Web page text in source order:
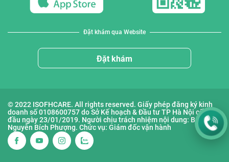
Đặt khám qua Website
Đặt khám
© 2022 ISOFHCARE. All rights reserved. Giấy phép đăng ký kinh
doanh số 0108600757 do Sở Kế hoạch & Đầu tư TP Hà Nội cấp lần
đầu ngày 23/01/2019. Người chịu trách nhiệm nội dung: Bà
Nguyễn Bích Phượng. Chức vụ: Giám đốc vận hành